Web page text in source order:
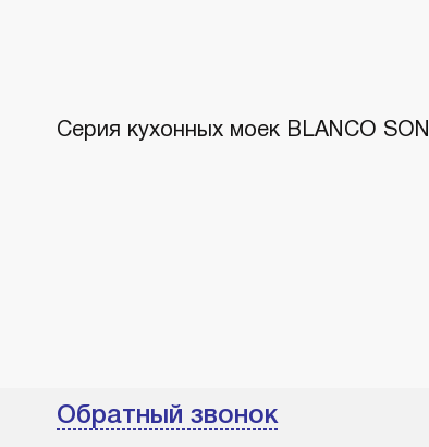
Серия кухонных моек BLANCO
Обратный звонок